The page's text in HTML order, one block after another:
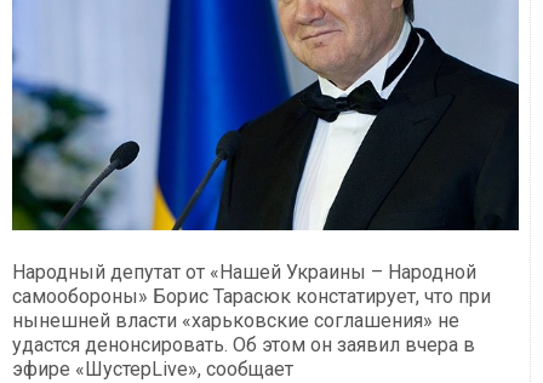
Народный депутат от «Нашей Украины – Народной
самообороны» Борис Тарасюк констатирует, что при
нынешней власти «харьковские соглашения» не
удастся денонсировать. Об этом он заявил вчера в
эфире «ШустерLive», сообщает